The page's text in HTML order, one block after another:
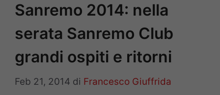
Sanremo 2014: nella
serata Sanremo Club
grandi ospiti e ritorni
Feb 21, 2014 di Francesco Giuffrida